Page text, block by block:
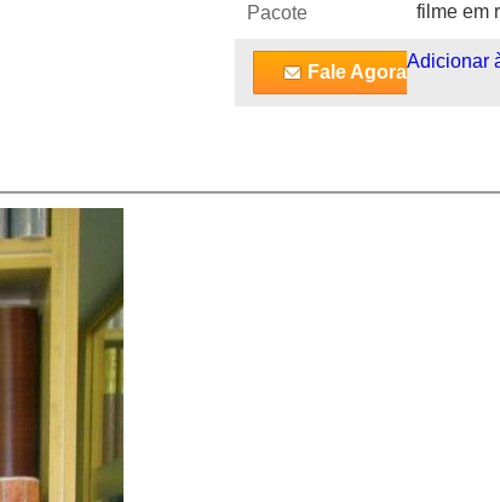
Pacote filme em
Fale Agora
Adicionar